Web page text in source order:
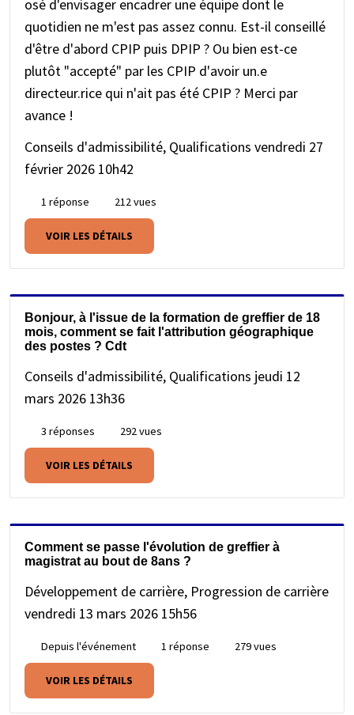
osé d'envisager encadrer une équipe dont le
quotidien ne m'est pas assez connu. Est-il conseillé
d'être d'abord CPIP puis DPIP ? Ou bien est-ce
plutôt "accepté" par les CPIP d'avoir un.e
directeur.rice qui n'ait pas été CPIP ? Merci par
avance !
Conseils d'admissibilité, Qualifications vendredi 27
février 2026 10h42
1 réponse 212 vues
VOIR LES DÉTAILS
Bonjour, à l'issue de la formation de greffier de 18
mois, comment se fait l'attribution géographique
des postes ? Cdt
Conseils d'admissibilité, Qualifications jeudi 12
mars 2026 13h36
3 réponses 292 vues
VOIR LES DÉTAILS
Comment se passe l'évolution de greffier à
magistrat au bout de 8ans ?
Développement de carrière, Progression de carrière
vendredi 13 mars 2026 15h56
Depuis l'événement 1 réponse 279 vues
VOIR LES DÉTAILS